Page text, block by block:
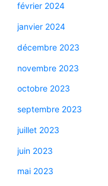
février 2024
janvier 2024
décembre 2023
novembre 2023
octobre 2023
septembre 2023
juillet 2023
juin 2023
mai 2023